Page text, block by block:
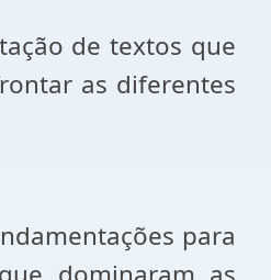
de textos que
as diferentes
para